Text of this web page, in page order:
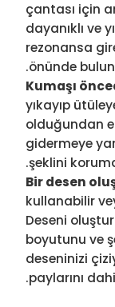
çantası için
dayanıklı ve
rezonansa
önünde
Kumaşı
yıkayıp
olduğundan
gidermeye
şeklini
Bir desen
kullanabilir
Deseni
boyutunu ve
deseninizi
paylarını